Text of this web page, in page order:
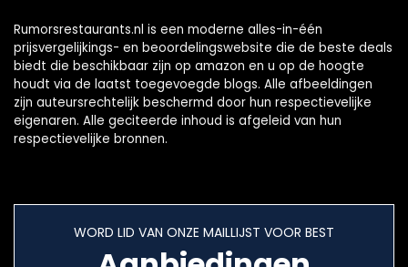
Rumorsrestaurants.nl is een moderne alles-in-één
prijsvergelijkings- en beoordelingswebsite die de beste deals
biedt die beschikbaar zijn op amazon en u op de hoogte
houdt via de laatst toegevoegde blogs. Alle afbeeldingen
zijn auteursrechtelijk beschermd door hun respectievelijke
eigenaren. Alle geciteerde inhoud is afgeleid van hun
respectievelijke bronnen.
WORD LID VAN ONZE MAILLIJST VOOR BEST